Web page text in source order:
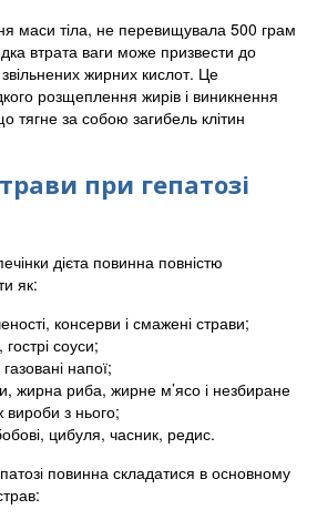
маси тіла, не перевищувала 500 грам
втрата ваги може призвести до
жирних кислот. Це
розщеплення жирів і виникнення
тягне за собою загибель клітин
при гепатозі
дієта повинна повністю
як:
консерви і смажені страви;
соуси;
напої;
жирна риба, жирне м’ясо і незбиране
з нього;
цибуля, часник, редис.
повинна складатися в основному